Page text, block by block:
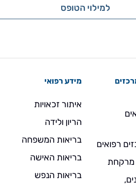
למילוי הטופס
רפואים
מרקחת
מידע רפואי
איתור זכאויות
הריון ולידה
בריאות המשפחה
בריאות האישה
בריאות הנפש